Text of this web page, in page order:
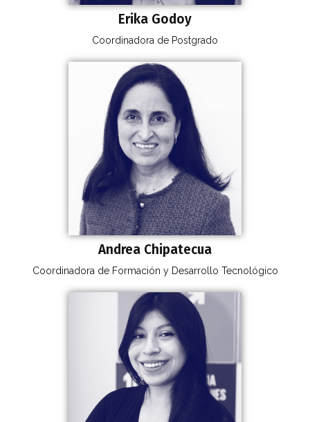
Erika Godoy
Coordinadora de Postgrado
Andrea Chipatecua
Coordinadora de Formación y Desarrollo Tecnológico